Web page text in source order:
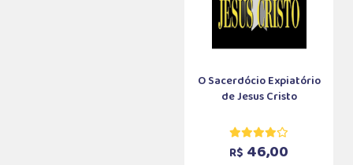
O Sacerdócio Expiatório
de Jesus Cristo
R$ 46,00